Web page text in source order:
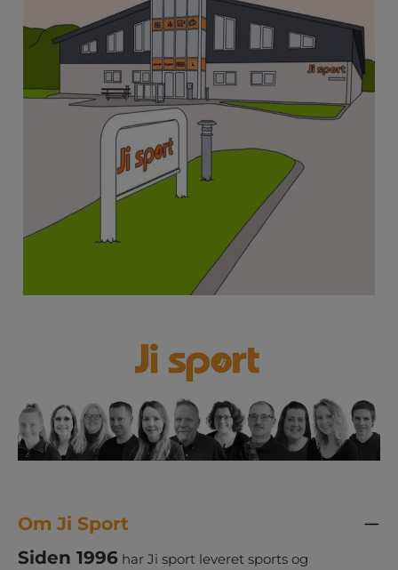
Om Ji Sport
Siden 1996 har Ji sport leveret sports og